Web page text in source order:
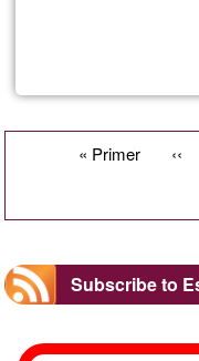
Pagination
First
« Primer ‹‹
Subscribe to